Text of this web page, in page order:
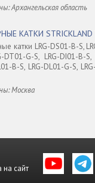
Архангельская область
КАТКИ
катки LRG-DS01-B-S,
DT01-G-S, LRG-DI01-B-
B-S, LRG-DL01-G-S,
Москва
на сайт